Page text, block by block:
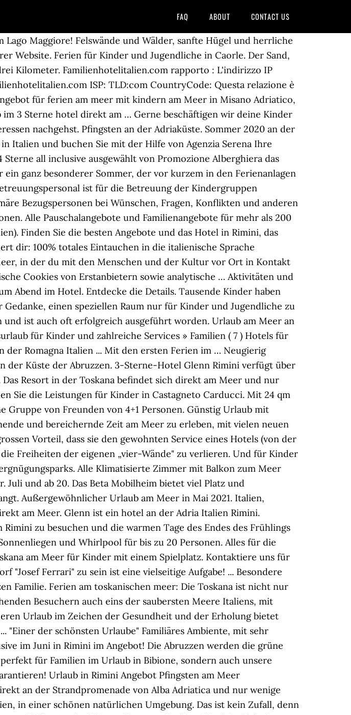
FAQ ABOUT CONTACT US
jeden Geldbeutel. Fuer einen besonderen Urlaub im Zeichen der Gesundheit und der Erholung bietet Bibione nun mit seinem neuen Thermalzentrum, direkt am Meer. ... "Einer der schönsten Urlaube" Familiäres Ambiente, mit sehr freundlichem und hilfsbereitem Personal. Pfingsten 2020 All Inclusive im Juni in Rimini im Angebot! Die Abruzzen werden die grüne Region Europas genannt. Aber nicht nur unsere Wohnungen sind perfekt für Familien im Urlaub in Bibione, sondern auch unsere zahlreichen Dienstleistungen, die für Ausgelassenheit und Spaß garantieren! Urlaub in Rimini Angebot Pfingsten am Meer familienfreundliche Hotel Rimini Italien! Das Hotel Tassoni liegt direkt an der Strandpromenade von Alba Adriatica und nur wenige Meter vom Strand entfernt. Camping mit Kindern am Meer in Italien, in einer schönen natürlichen Umgebung. Das ist kein Zufall, denn mehr als ein Drittel ihrer Oberfläche steht unter Naturschutz. Bären und Gämsen sind hier zu Hause. ... Es gibt zahlreiche Gründe warum Sie Ihren Italien Urlaub im Mai mit Kindern, in Rimini verbringen sollten: Die Adriaküste in Rimini ist für einen Strandurlaub im Mai genau die richtige Wahl. Inmitten der großartigen Küstenregion der Maremma und umgeben von einem atemberaubenden Pinienwald, bietet Ihnen unser Resort 155 lichtdurchflutete Zimmer und 182 gemütliche Ferienwohnungen und Ferienhäuser an einem wunderbaren Privatstrand. Gönnen Sie sich einen erholsamen und kulinarisch Urlaub in Rimini im Juli ️☀️️ Ein elegantes 3-Sterne-Hotel nahe dem Meer ☀️☀️ Italien Adria Urlaub am Meer im Juli mit Kindern Sommer 2021 Bozen – Es war ein ganz besonderer Sommer, der vor kurzem in den Ferienanlagen der Caritas in Caorle und Cesenatico zu Ende gegangen ist. Kinder lieben die Ferienregion Seiser Alm, denn hier wird das Wandern und Spazieren zum Erlebnis.Wandern mit Kindern auf der Seiser Alm führt zu den Plätzen der Schlernhexen und auf die Spuren der Ritter.Barfuß geht es auf dem Erlebnisweg "Hexenquellen" Schritt für Schritt voran.Die Themenwege machen das Wandern mit Kindern rund um die Seiser Alm zu einem Abenteuer für die … Wir setzen Sie darüber in Kenntnis, dass das Konsortium ITALY FAMILY HOTELS (via Macanno 38/Q, 47923 Rimini (RN), info@italyfamilyhotels.it), in der Eigenschaft als Inhaber der Datenverarbeitung, verschiedene Arten von Cookies verwendet, u.a. Spiel, Spaß und Meer Die Gründe, die Kinder für einen Aufenthalt in der „12Stelle“ einzuschreiben, sind mehrere: zum einen ist dies die gesunde Meeresluft, zum anderen aber auch das spielerische Zusammensein mit anderen Kindern und damit einhergehend der Austausch zwischen Kindern verschiedener Sprachgruppen. Die Lage ist top, da direkt am Strand ohne Zwischenstraße. Mitarbeit am Meer; Ans Meer. Eine Ferienwohnung in der Residence Serenissima ist perfekt für Italien Urlaub am Meer mit der Familie, wo man sich ungezwungen und sicher wie zu Hause fühlt. Title:urlaub in italien am meer mit kindern in abruzzen. Fischerhaus, Westküste Su Pallosu bei Oristano, Garten, bis 4 Personen ohne Provision zu vermieten Auch durch eine sehr attraktive Familienurlaub Preispolitik. Kinder zwischen 3 und 5 Jahren sind bis 09. Kinder bis 2 Jahre sind immer gratis!! Im Norden der Region Abruzzen, in der Nähe der Grenze zu den Marken gelegen, ist Alba Adriatica der bekannteste Badeort der Küste von Teramo und den Abruzzen mit seinen silbernen Stränden und seinem kristallklaren Meer. Besonders preiswertig Vollpension, familienfreundlich in der Vor- u. Nachsaison! ICH HABE VERSTANDEN Cookie-Richtlinie Datenschutzrichtlinie. Dies und vieles mehr bieten Ihnen unsere Hotels in ganz Italien für Ihre perfektenferien am meer, am See oder in den Bergen. 161 Hotels von Rimini: 1-2-3-4-Sterne am Meer oder am Strandpromenade mit Vollpension, Übernachtung mit Frühstück, All Inclusive. Reservierter Strand vor dem Hotel mit Sonnenschirm, Liege und Liegestuhl für jedes Zimmer. Das spritzende Wasser, der feine Sand zwischen den Füssen und natürlich die neue Umgebung in einem Ferienapartment oder in einer Hotelanlage mit Pool und Kinderclub lassen die Herzen von Gross und Klein höher schlagen. August 2019 gratis!! Ferienhaus von privat auf Sardinien direkt am Meer (mit Meerblick, elegant und stilvoll eingerichtet, für Allergiker geeignet, Strand vor der Haustür, mehrere Strände zu Fuß erreichbar), ehem. Wohnung mit 3 zimmer für 6 personen, Budoni Sardinien, Urlaub in Residenz mit Pool, spielbereich für kinder Organisiert urlaub mit der familie auf Sardinien in einem der Hotels Residenzen Ferienwohnungen Villen am Meer Wählen Sie unser Hotel in Jesolo am Meer und verbringen Sie hier einen unvergesslichen Urlaub mit Ihren Kindern. Ferien am Meer mit Kindern bedeutet Erholung für Kind und Eltern, wenn Sie das passende Ferienhaus gefunden haben. Meer in Italien bedeutet Erholung, ... über die traumhaften jonischen Küsten mit ihren Promontorien und Spähtürmen bis h